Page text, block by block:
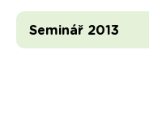
Seminář 2013